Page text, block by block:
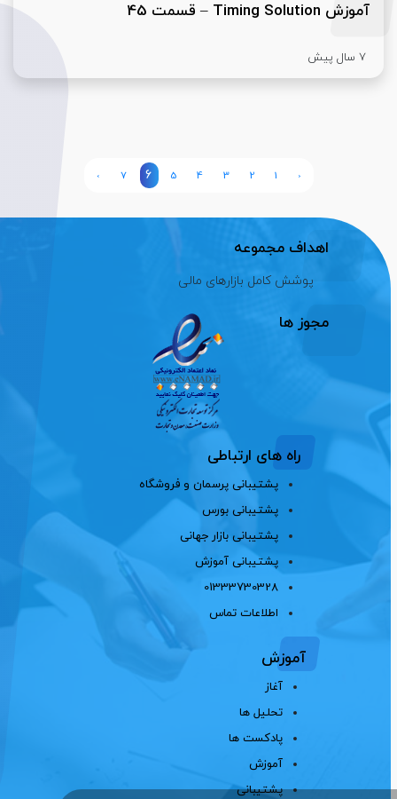
آموزش Timing Solution – قسمت 45
7 سال پیش
‹
1
2
3
4
5
6
7
›
اهداف مجموعه
پوشش کامل بازارهای مالی
مجوز ها
راه های ارتباطی
پشتیبانی پرسمان و فروشگاه
پشتیبانی بورس
پشتیبانی بازار جهانی
پشتیبانی آموزش
01333730328
اطلاعات تماس
آموزش
آغاز
تحلیل ها
پادکست ها
آموزش
پشتیبانی